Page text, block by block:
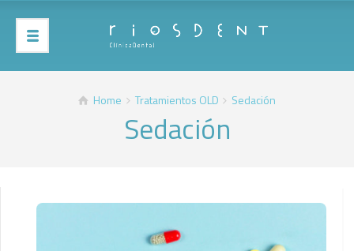
Home Tratamientos OLD Sedación
Sedación